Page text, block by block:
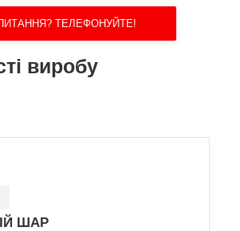
ТЕЛЕФОНУЙТЕ!
виробу
ШАР